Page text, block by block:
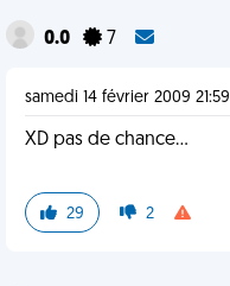
0.0 7
samedi 14 février 2009 21:59
XD pas de chance...
29 2